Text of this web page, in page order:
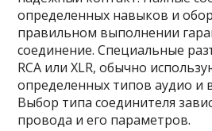
определенных навыков и
правильном выполнении
соединение. Специальные
RCA или XLR, обычно
определенных типов аудио и
Выбор типа соединителя
провода и его параметров.